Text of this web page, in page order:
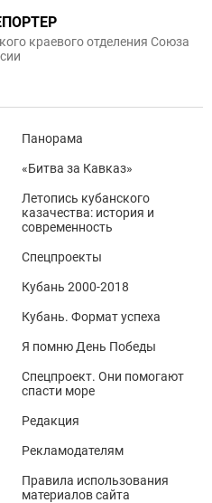
краевого отделения Союза
Панорама
«Битва за Кавказ»
Летопись кубанского
казачества: история и
современность
Спецпроекты
Кубань 2000-2018
Кубань. Формат успеха
Я помню День Победы
Спецпроект. Они помогают
спасти море
Редакция
Рекламодателям
Правила использования
материалов сайта